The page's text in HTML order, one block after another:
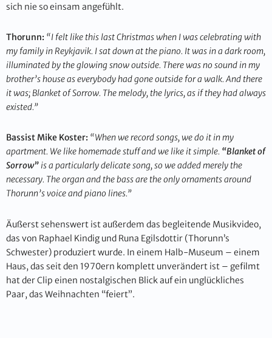
sich nie so einsam angefühlt.
Thorunn: “I felt like this last Christmas when I was celebrating with
my family in Reykjavik. I sat down at the piano. It was in a dark room,
illuminated by the glowing snow outside. There was no sound in my
brother’s house as everybody had gone outside for a walk. And there
it was; Blanket of Sorrow. The melody, the lyrics, as if they had always
existed.”
Bassist Mike Koster: “When we record songs, we do it in my
apartment. We like homemade stuff and we like it simple. “Blanket of
Sorrow” is a particularly delicate song, so we added merely the
necessary. The organ and the bass are the only ornaments around
Thorunn’s voice and piano lines.”
Äußerst sehenswert ist außerdem das begleitende Musikvideo,
das von Raphael Kindig und Runa Egilsdottir (Thorunn’s
Schwester) produziert wurde. In einem Halb-Museum – einem
Haus, das seit den 1970ern komplett unverändert ist – gefilmt
hat der Clip einen nostalgischen Blick auf ein unglückliches
Paar, das Weihnachten “feiert”.